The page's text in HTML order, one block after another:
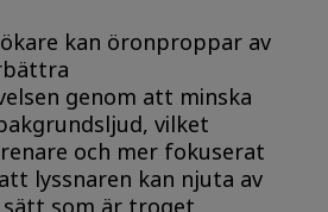
kan öronproppar av
genom att minska
vilket
och mer fokuserat
lyssnaren kan njuta av